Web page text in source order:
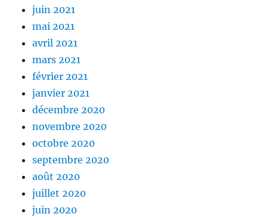
juin 2021
mai 2021
avril 2021
mars 2021
février 2021
janvier 2021
décembre 2020
novembre 2020
octobre 2020
septembre 2020
août 2020
juillet 2020
juin 2020